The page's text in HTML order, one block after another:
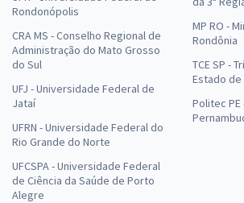
Rondonópolis
CRA MS - Conselho Regional de
Administração do Mato Grosso
do Sul
UFJ - Universidade Federal de
Jataí
UFRN - Universidade Federal do
Rio Grande do Norte
UFCSPA - Universidade Federal
de Ciência da Saúde de Porto
Alegre
MP RO -
Rondônia
TCE SP -
Estado de
Politec